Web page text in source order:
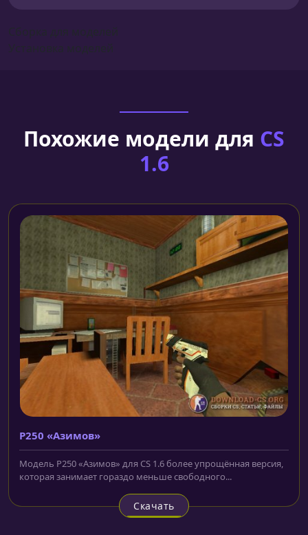
Похожие модели для CS
1.6
P250 «Азимов»
Модель P250 «Азимов» для CS 1.6 более упрощённая версия,
которая занимает гораздо меньше свободного...
Скачать